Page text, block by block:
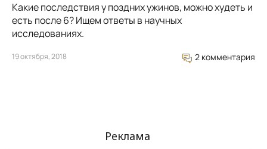
Какие последствия у поздних ужинов, можно худеть и
есть после 6? Ищем ответы в научных
исследованиях.
19 октября, 2018 2 комментария
Реклама